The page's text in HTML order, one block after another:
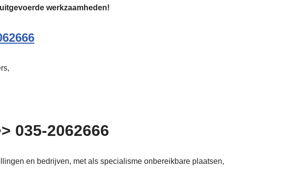
werkzaamheden!
035-2062666
en bedrijven, met als specialisme onbereikbare plaatsen,